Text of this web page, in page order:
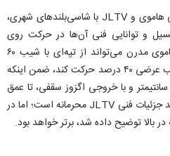
مهم‌ترین وجه‌تمایز خودروهای نظامی هاموی و JLTV با شاسی‌بلندهای شهری،
و توانایی فنی آن‌ها در حرکت روی
مسیرهای خارج جاده است. یک هاموی مدرن می‌تواند از تپه‌ای با شیب ۶۰
درصد بالا برود و روی مسیری با شیب عرضی ۴۰ درصد حرکت کند، ضمن اینکه
با اگزوز استاندارد در آب تا عمق ۷۵ سانتیمتر و با خروجی اگزوز سقفی، تا عمق
۱.۵ متر به راحتی تردد می‌کند. هرچند جزئیات فنی JLTV محرمانه است؛ اما در
بالا توضیح داده شد، برتر خواهد بود.